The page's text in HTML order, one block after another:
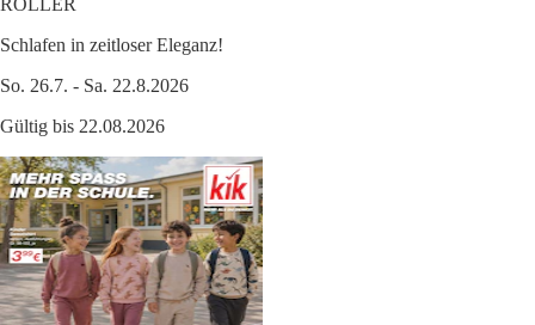
Schlafen in zeitloser Eleganz!
So. 26.7. - Sa. 22.8.2026
Gültig bis 22.08.2026